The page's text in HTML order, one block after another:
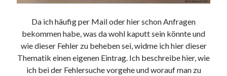
Da ich häufig per Mail oder hier schon Anfragen
bekommen habe, was da wohl kaputt sein könnte und
wie dieser Fehler zu beheben sei, widme ich hier dieser
Thematik einen eigenen Eintrag. Ich beschreibe hier, wie
ich bei der Fehlersuche vorgehe und worauf man zu